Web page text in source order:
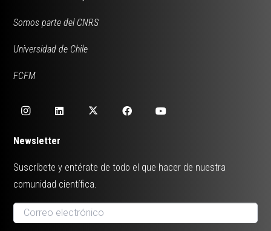
Somos parte del CNRS
Universidad de Chile
FCFM
Newsletter
Suscríbete y entérate de todo el que hacer de nuestra
comunidad científica.